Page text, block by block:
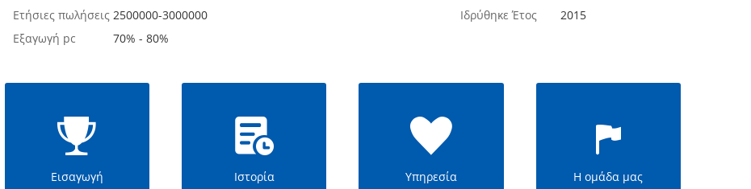
Ετήσιες πωλήσεις 2500000-3000000 Ιδρύθηκε Έτος
2015
Εξαγωγή pc
70% - 80%
Εισαγωγή Ιστορία Υπηρεσία Η ομάδα μας